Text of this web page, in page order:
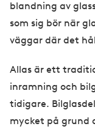
blandning av
som sig bör när
väggar där det
Allas är ett
inramning och
tidigare.
mycket på grund